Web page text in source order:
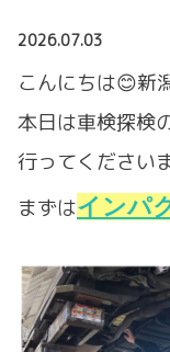
2026.07.03
こんにちは😊新
本日は車検探検
行ってください
まずはインパ